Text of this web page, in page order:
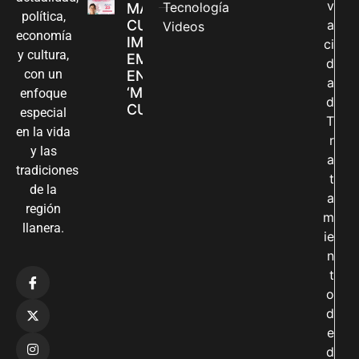
política,
economía
y cultura,
con un
enfoque
especial
en la vida
y las
tradiciones
de la
región
llanera.
MADRES
CUIDADORAS
IMPULSAN SUS
EMPRENDIMIENTOS
EN LA FERIA
‘MANOS QUE
CUIDAN Y CREAN’
Tecnología
Videos
v
a
ci
d
a
d
T
r
a
t
a
m
ie
n
t
o
d
e
d